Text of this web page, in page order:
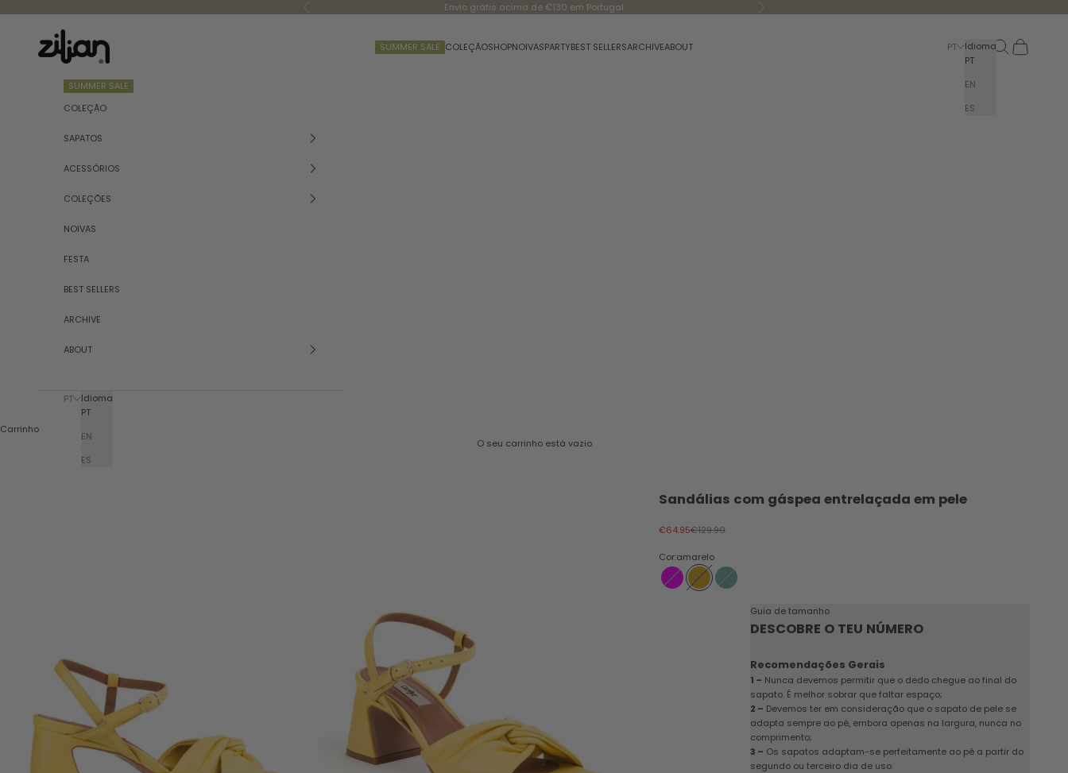
Anterior Envio grátis acima de €130 em Portugal Seguinte
Zilian
SUMMER SALE COLEÇÃOSHOPNOIVASPARTYBEST SELLERSARCHIVEABOUT PT
Idioma
PT
EN
ES
Pesquisar
Carrinho
SUMMER SALE
COLEÇÃO
SAPATOS
ACESSÓRIOS
COLEÇÕES
NOIVAS
FESTA
BEST SELLERS
ARCHIVE
ABOUT
PT
Idioma
PT
EN
ES
Carrinho
O seu carrinho está vazio
Sandálias com gáspea entrelaçada em pele
Preço promocional
€64.95Preço normal
€129.90
Cor:amarelo
fuschiaamareloverde água
Guia de tamanho
DESCOBRE O TEU NÚMERO
Recomendações Gerais
1 – Nunca devemos permitir que o dedo chegue ao final do
sapato. É melhor sobrar que faltar espaço;
2 – Devemos ter em consideração que o sapato de pele se
adapta sempre ao pé, embora apenas na largura, nunca no
comprimento;
3 – Os sapatos adaptam-se perfeitamente ao pé a partir do
segundo ou terceiro dia de uso.